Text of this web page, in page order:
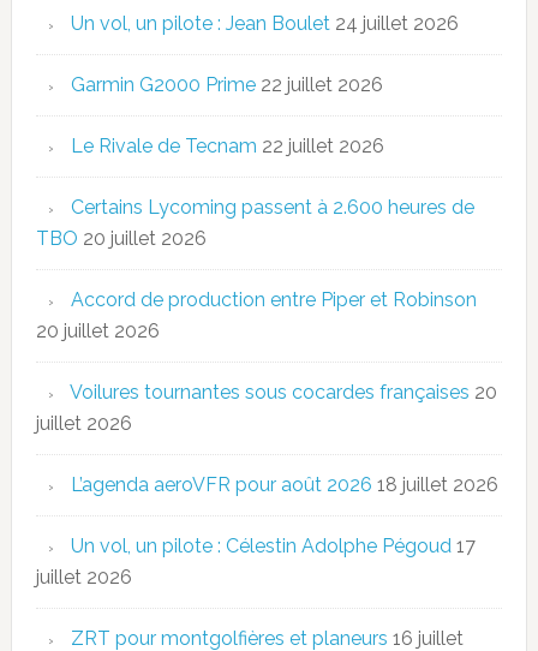
Un vol, un pilote : Jean Boulet 24 juillet 2026
Garmin G2000 Prime 22 juillet 2026
Le Rivale de Tecnam 22 juillet 2026
Certains Lycoming passent à 2.600 heures de
TBO 20 juillet 2026
Accord de production entre Piper et Robinson
20 juillet 2026
Voilures tournantes sous cocardes françaises 20
juillet 2026
L’agenda aeroVFR pour août 2026 18 juillet 2026
Un vol, un pilote : Célestin Adolphe Pégoud 17
juillet 2026
ZRT pour montgolfières et planeurs 16 juillet